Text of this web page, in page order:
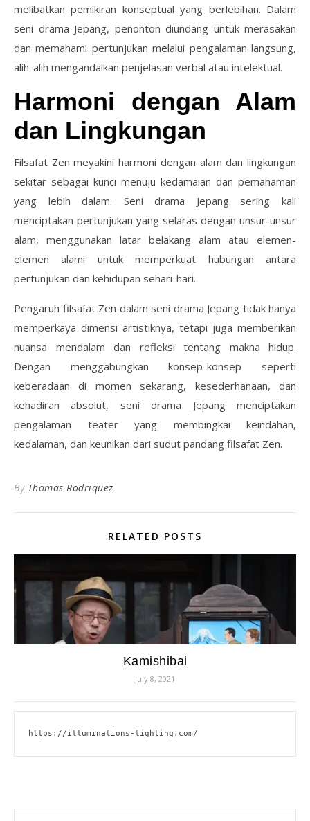
melibatkan pemikiran konseptual yang berlebihan. Dalam
seni drama Jepang, penonton diundang untuk merasakan
dan memahami pertunjukan melalui pengalaman langsung,
alih-alih mengandalkan penjelasan verbal atau intelektual.
Harmoni dengan Alam
dan Lingkungan
Filsafat Zen meyakini harmoni dengan alam dan lingkungan
sekitar sebagai kunci menuju kedamaian dan pemahaman
yang lebih dalam. Seni drama Jepang sering kali
menciptakan pertunjukan yang selaras dengan unsur-unsur
alam, menggunakan latar belakang alam atau elemen-
elemen alami untuk memperkuat hubungan antara
pertunjukan dan kehidupan sehari-hari.
Pengaruh filsafat Zen dalam seni drama Jepang tidak hanya
memperkaya dimensi artistiknya, tetapi juga memberikan
nuansa mendalam dan refleksi tentang makna hidup.
Dengan menggabungkan konsep-konsep seperti
keberadaan di momen sekarang, kesederhanaan, dan
kehadiran absolut, seni drama Jepang menciptakan
pengalaman teater yang membingkai keindahan,
kedalaman, dan keunikan dari sudut pandang filsafat Zen.
By Thomas Rodriquez
RELATED POSTS
Kamishibai
July 8, 2021
https://illuminations-lighting.com/